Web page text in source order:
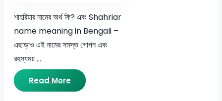
শাহরিয়ার নামের অর্থ কি? এবং Shahriar
name meaning in Bengali –
এছাড়াও এই নামের সমস্ত গোপন এবং
রহস্যময় …
Read More